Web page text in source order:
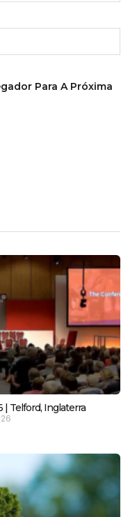
Para A Próxima
Telford, Inglaterra